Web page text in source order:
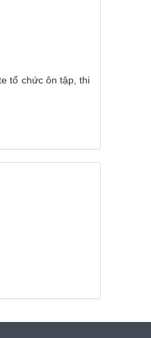
tổ chức ôn tập, thi